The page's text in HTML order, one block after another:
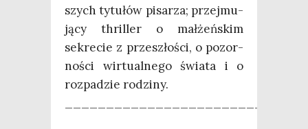
szych tytu­łów pisa­rza; przej­mu­
ją­cy thril­ler o mał­żeń­skim
sekre­cie z prze­szło­ści, o pozor­
no­ści wir­tu­al­ne­go świa­ta i o
roz­pa­dzie rodziny.